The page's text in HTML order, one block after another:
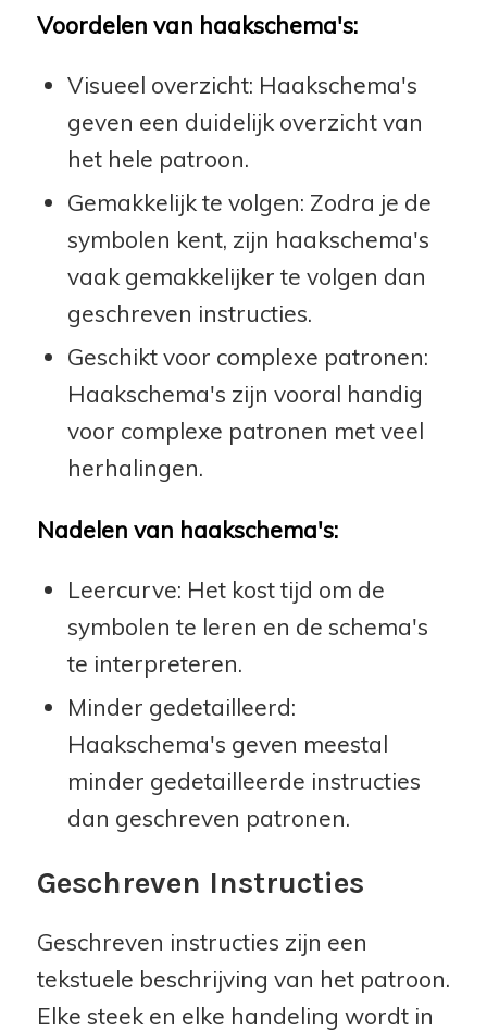
Voordelen van haakschema's:
Visueel overzicht: Haakschema's
geven een duidelijk overzicht van
het hele patroon.
Gemakkelijk te volgen: Zodra je de
symbolen kent, zijn haakschema's
vaak gemakkelijker te volgen dan
geschreven instructies.
Geschikt voor complexe patronen:
Haakschema's zijn vooral handig
voor complexe patronen met veel
herhalingen.
Nadelen van haakschema's:
Leercurve: Het kost tijd om de
symbolen te leren en de schema's
te interpreteren.
Minder gedetailleerd:
Haakschema's geven meestal
minder gedetailleerde instructies
dan geschreven patronen.
Geschreven Instructies
Geschreven instructies zijn een
tekstuele beschrijving van het patroon.
Elke steek en elke handeling wordt in